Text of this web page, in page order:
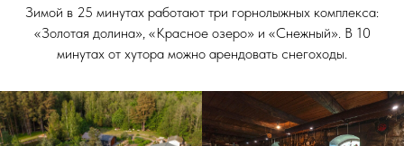
Зимой в 25 минутах работают три горнолыжных комплекса:
«Золотая долина», «Красное озеро» и «Снежный». В 10
минутах от хутора можно арендовать снегоходы.